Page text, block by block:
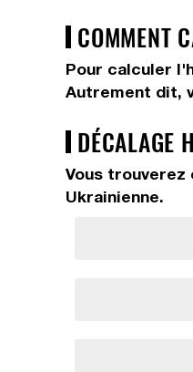
COMMENT
Pour calculer
Autrement dit,
DÉCALAGE
Vous
Ukrainienne.